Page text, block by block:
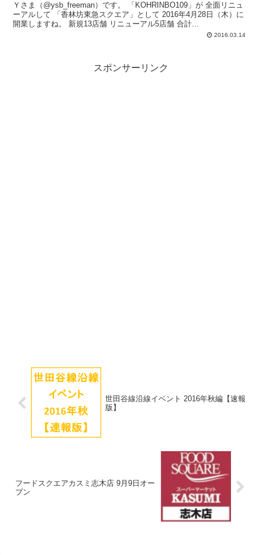
Ｙさま（@ysb_freeman）です。 「KOHRINBO109」が 全面リニュ
ーアルして 「香林坊東急スクエア」として 2016年4月28日（木）に
開業しますね。 新規13店舗 リニューアル5店舗 合計...
2016.03.14
スポンサーリンク
世田谷線沿線イベント 2016年秋編【速報
版】
フードスクエアカスミ志木店 9月9日オー
プン